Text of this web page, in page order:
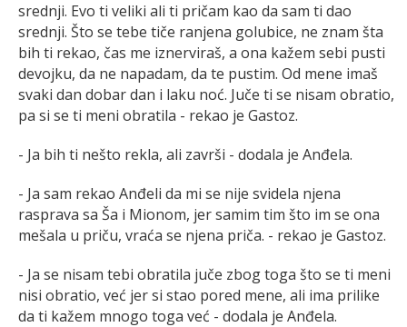
srednji. Evo ti veliki ali ti pričam kao da sam ti dao
srednji. Što se tebe tiče ranjena golubice, ne znam šta
bih ti rekao, čas me iznerviraš, a ona kažem sebi pusti
devojku, da ne napadam, da te pustim. Od mene imaš
svaki dan dobar dan i laku noć. Juče ti se nisam obratio,
pa si se ti meni obratila - rekao je Gastoz.
- Ja bih ti nešto rekla, ali završi - dodala je Anđela.
- Ja sam rekao Anđeli da mi se nije svidela njena
rasprava sa Ša i Mionom, jer samim tim što im se ona
mešala u priču, vraća se njena priča. - rekao je Gastoz.
- Ja se nisam tebi obratila juče zbog toga što se ti meni
nisi obratio, već jer si stao pored mene, ali ima prilike
da ti kažem mnogo toga već - dodala je Anđela.